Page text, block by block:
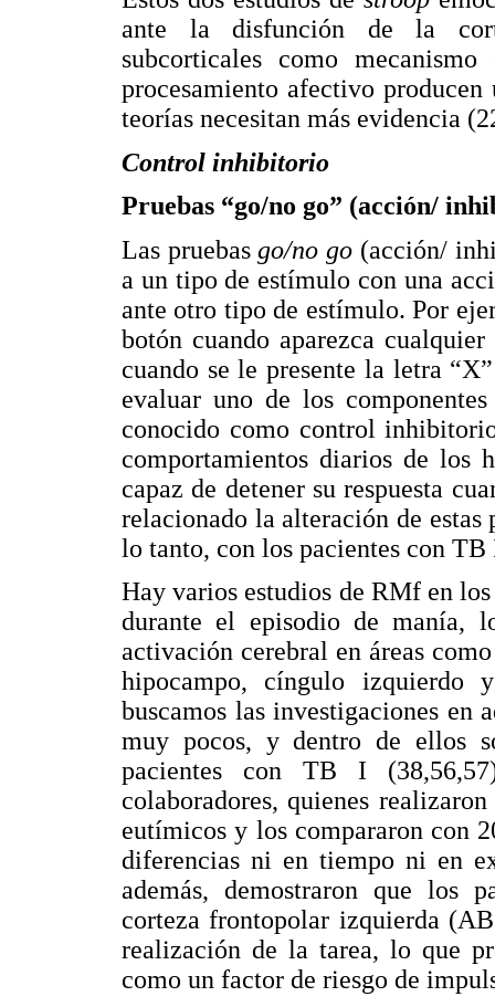
ante la disfunción de la
subcorticales como
procesamiento afectivo
teorías necesitan más evidencia
Control inhibitorio
Pruebas “go/no go” (acción/
Las pruebasgo/no go (acción/
a un tipo de estímulo con una
ante otro tipo de estímulo. Por
botón cuando aparezca
cuando se le presente la letra
evaluar uno de los
conocido como control
comportamientos diarios de los
capaz de detener su respuesta
relacionado la alteración de
lo tanto, con los pacientes con TB
Hay varios estudios de RMf en
durante el episodio de manía,
activación cerebral en áreas
hipocampo, cíngulo izquierdo
buscamos las investigaciones en
muy pocos, y dentro de ellos
pacientes con TB I
colaboradores, quienes
eutímicos y los compararon con
diferencias ni en tiempo ni en
además, demostraron que los
corteza frontopolar izquierda
realización de la tarea, lo que
como un factor de riesgo de